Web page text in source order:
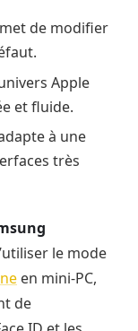
de modifier
Apple
et fluide.
à une
très
le mode
en mini-PC,
de